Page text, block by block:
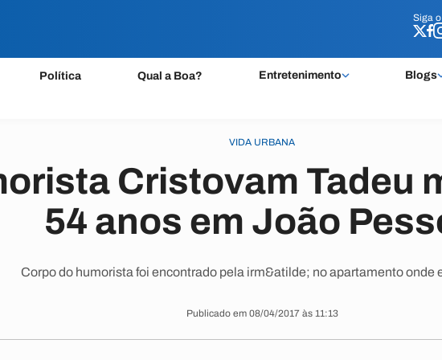
Siga o
Política Qual a Boa? Entretenimento Blogs
Siga o
VIDA URBANA
Cristovam Tadeu
54 anos em João
Corpo do humorista foi encontrado pela irm&atilde; no apartamento onde
Publicado em 08/04/2017 às 11:13